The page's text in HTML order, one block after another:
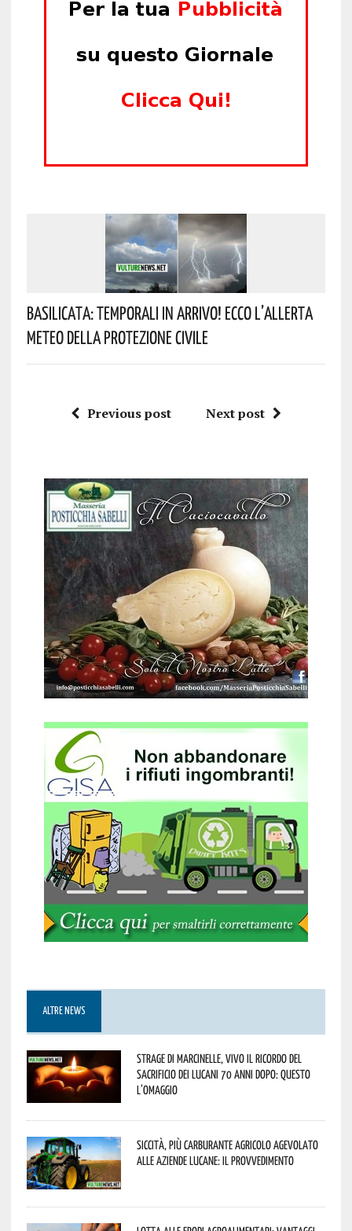
Basilicata: Temporali In Arrivo! Ecco L’allerta
Meteo Della Protezione Civile
Previous post Next post
ALTRE NEWS
Strage di Marcinelle, vivo il ricordo del
sacrificio dei lucani 70 anni dopo: questo
l’omaggio
Siccità, più carburante agricolo agevolato
alle aziende lucane: il provvedimento